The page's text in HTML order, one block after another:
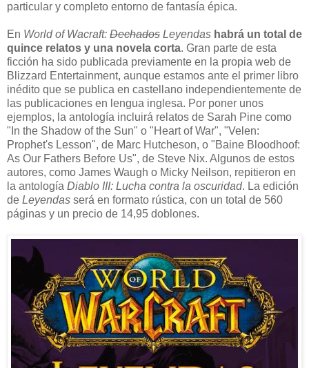
particular y completo entorno de fantasía épica.
En World of Wacraft: Dechados Leyendas habrá un total de
quince relatos y una novela corta. Gran parte de esta
ficción ha sido publicada previamente en la propia web de
Blizzard Entertainment, aunque estamos ante el primer libro
inédito que se publica en castellano independientemente de
las publicaciones en lengua inglesa. Por poner unos
ejemplos, la antología incluirá relatos de Sarah Pine como
"In the Shadow of the Sun" o "Heart of War", "Velen:
Prophet's Lesson", de Marc Hutcheson, o "Baine Bloodhoof:
As Our Fathers Before Us", de Steve Nix. Algunos de estos
autores, como James Waugh o Micky Neilson, repitieron en
la antología Diablo III: Lucha contra la oscuridad. La edición
de Leyendas será en formato rústica, con un total de 560
páginas y un precio de 14,95 doblones.